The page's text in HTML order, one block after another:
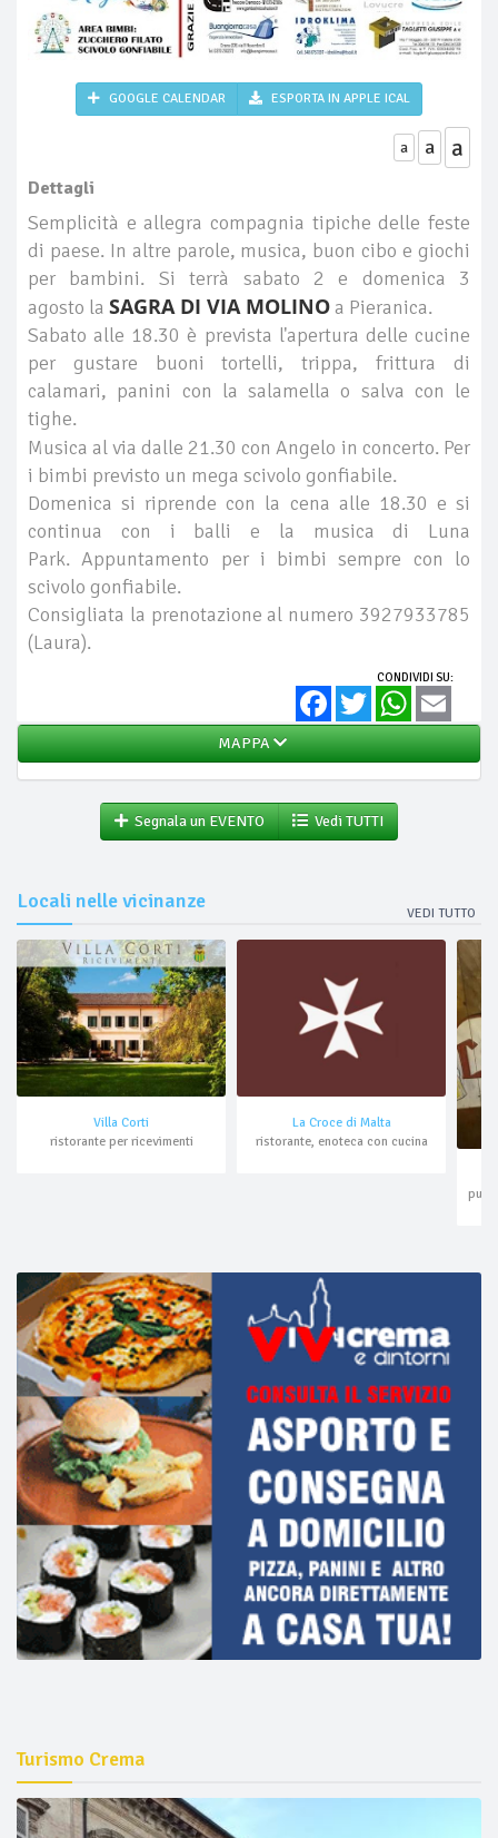
GOOGLE CALENDAR ESPORTA IN APPLE ICAL
a a a
Dettagli
Semplicità e allegra compagnia tipiche delle feste
di paese. In altre parole, musica, buon cibo e giochi
per bambini. Si terrà sabato 2 e domenica 3
agosto la SAGRA DI VIA MOLINOa Pieranica.
Sabato alle 18.30 è prevista l'apertura delle cucine
per gustare buoni tortelli, trippa, frittura di
calamari, panini con la salamella o salva con le
tighe.
Musica al via dalle 21.30 con Angelo in concerto. Per
i bimbi previsto un mega scivolo gonfiabile.
Domenica si riprende con la cena alle 18.30 e si
continua con i balli e la musica di Luna
Park. Appuntamento per i bimbi sempre con lo
scivolo gonfiabile.
Consigliata la prenotazione al numero 3927933785
(Laura).
CONDIVIDI SU:
FacebookTwitter WhatsApp
MAPPA
Segnala un EVENTO Vedi TUTTI
Locali nelle vicinanze
VEDI TUTTO
Villa Corti
ristorante per ricevimenti
La Croce di Malta
ristorante, enoteca con cucina
Turismo Crema